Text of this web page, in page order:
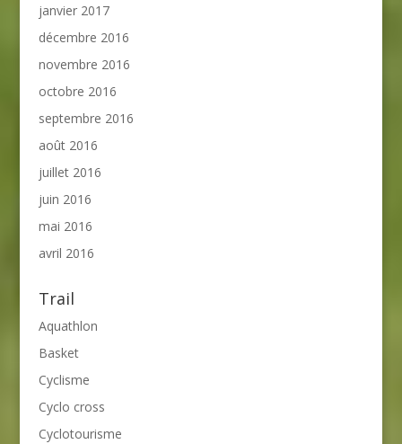
janvier 2017
décembre 2016
novembre 2016
octobre 2016
septembre 2016
août 2016
juillet 2016
juin 2016
mai 2016
avril 2016
Trail
Aquathlon
Basket
Cyclisme
Cyclo cross
Cyclotourisme